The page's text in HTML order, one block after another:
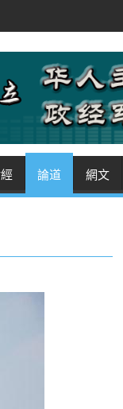
聯絡最高領袖
論道 網文